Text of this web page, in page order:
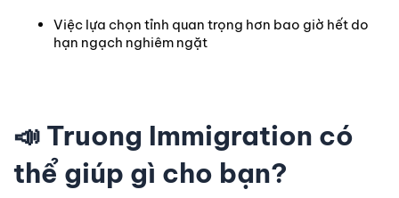
Việc lựa chọn tỉnh quan trọng hơn bao giờ hết do
hạn ngạch nghiêm ngặt
📣 Truong Immigration có
thể giúp gì cho bạn?